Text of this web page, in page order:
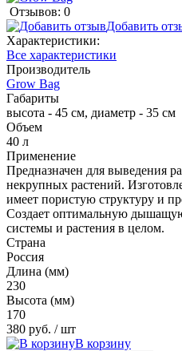
Отзывов: 0
Добавить
Характеристики:
Все характеристики
Производитель
Grow Bag
Габариты
высота - 45 см, диаметр - 35 см
Объем
40 л
Применение
Предназначен для выведения
некрупных растений.
имеет пористую структуру и
Создает оптимальную
системы и растения в целом.
Страна
Россия
Длина (мм)
230
Высота (мм)
170
380 руб. / шт
В корзину